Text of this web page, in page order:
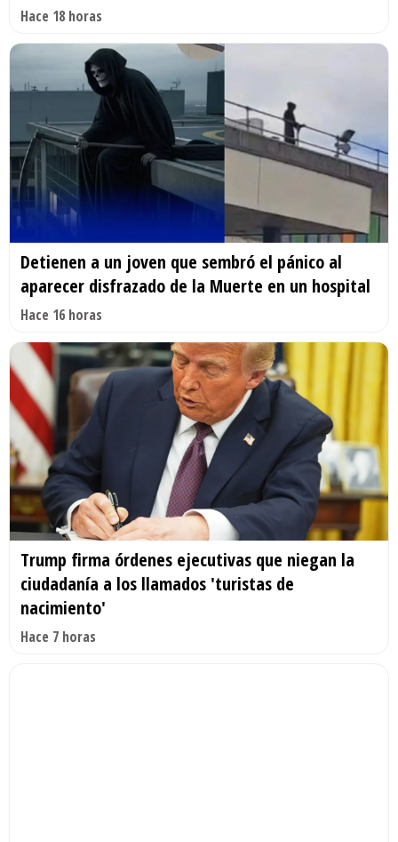
Hace 18 horas
Detienen a un joven que sembró el pánico al
aparecer disfrazado de la Muerte en un hospital
Hace 16 horas
Trump firma órdenes ejecutivas que niegan la
ciudadanía a los llamados 'turistas de
nacimiento'
Hace 7 horas